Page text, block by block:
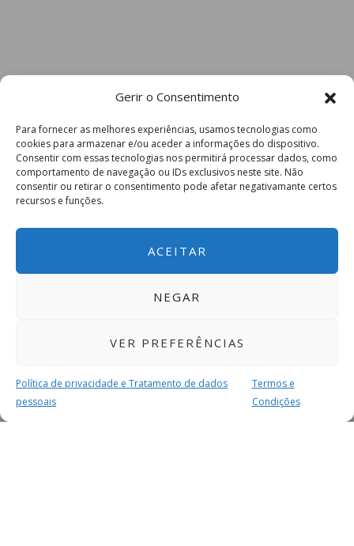
Gerir o Consentimento
Para fornecer as melhores experiências, usamos tecnologias como
cookies para armazenar e/ou aceder a informações do dispositivo.
Consentir com essas tecnologias nos permitirá processar dados, como
comportamento de navegação ou IDs exclusivos neste site. Não
consentir ou retirar o consentimento pode afetar negativamante certos
recursos e funções.
ACEITAR
NEGAR
VER PREFERÊNCIAS
Política de privacidade e Tratamento de dados
pessoais
Termos e
Condições